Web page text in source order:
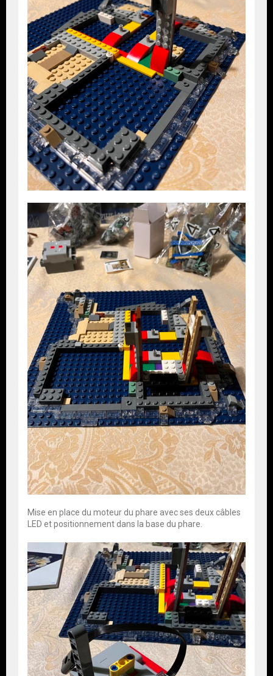
Mise en place du moteur du phare avec ses deux câbles
LED et positionnement dans la base du phare.